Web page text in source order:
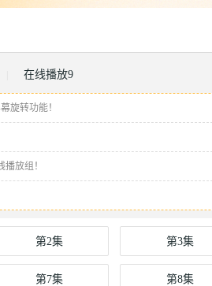
在线播放9
旋转功能！
放组！
第2集 第3集
第7集 第8集